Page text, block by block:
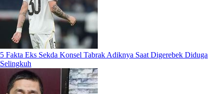
5 Fakta Eks Sekda Konsel Tabrak Adiknya Saat Digerebek Diduga
Selingkuh